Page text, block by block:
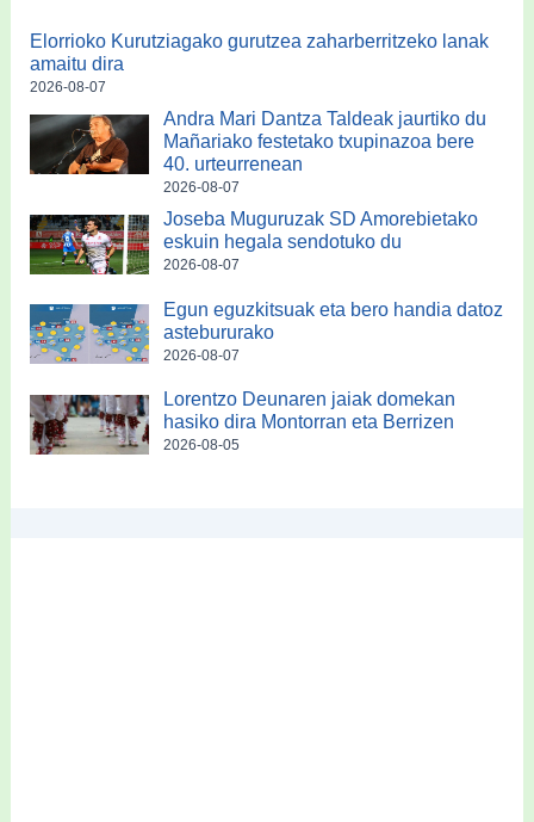
Elorrioko Kurutziagako gurutzea zaharberritzeko lanak
amaitu dira
2026-08-07
Andra Mari Dantza Taldeak jaurtiko du
Mañariako festetako txupinazoa bere
40. urteurrenean
2026-08-07
Joseba Muguruzak SD Amorebietako
eskuin hegala sendotuko du
2026-08-07
Egun eguzkitsuak eta bero handia datoz
astebururako
2026-08-07
Lorentzo Deunaren jaiak domekan
hasiko dira Montorran eta Berrizen
2026-08-05